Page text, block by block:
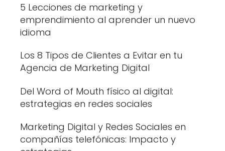
5 Lecciones de marketing y
emprendimiento al aprender un nuevo
idioma
Los 8 Tipos de Clientes a Evitar en tu
Agencia de Marketing Digital
Del Word of Mouth físico al digital:
estrategias en redes sociales
Marketing Digital y Redes Sociales en
compañías telefónicas: Impacto y